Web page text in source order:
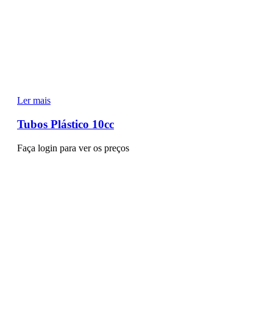
Ler mais
Tubos Plástico 10cc
Faça login para ver os preços